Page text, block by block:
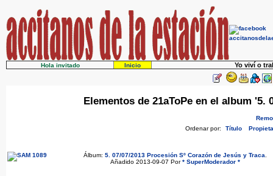
Hola invitado Inicio Yo viví o
Elementos de 21aToPe en el album '5.
Ordenar por:
Título
Álbum: 5. 07/07/2013 Procesión Sº Corazón de Jesús y Traca
Añadido 2013-09-07 Por* SuperModerador *